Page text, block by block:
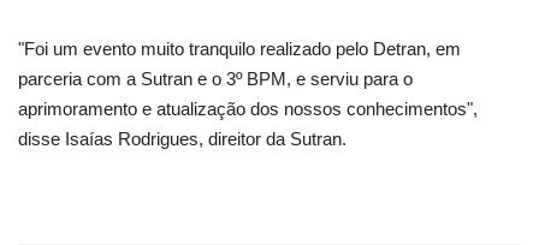
"Foi um evento muito tranquilo realizado pelo Detran, em
parceria com a Sutran e o 3º BPM, e serviu para o
aprimoramento e atualização dos nossos conhecimentos",
disse Isaías Rodrigues, direitor da Sutran.